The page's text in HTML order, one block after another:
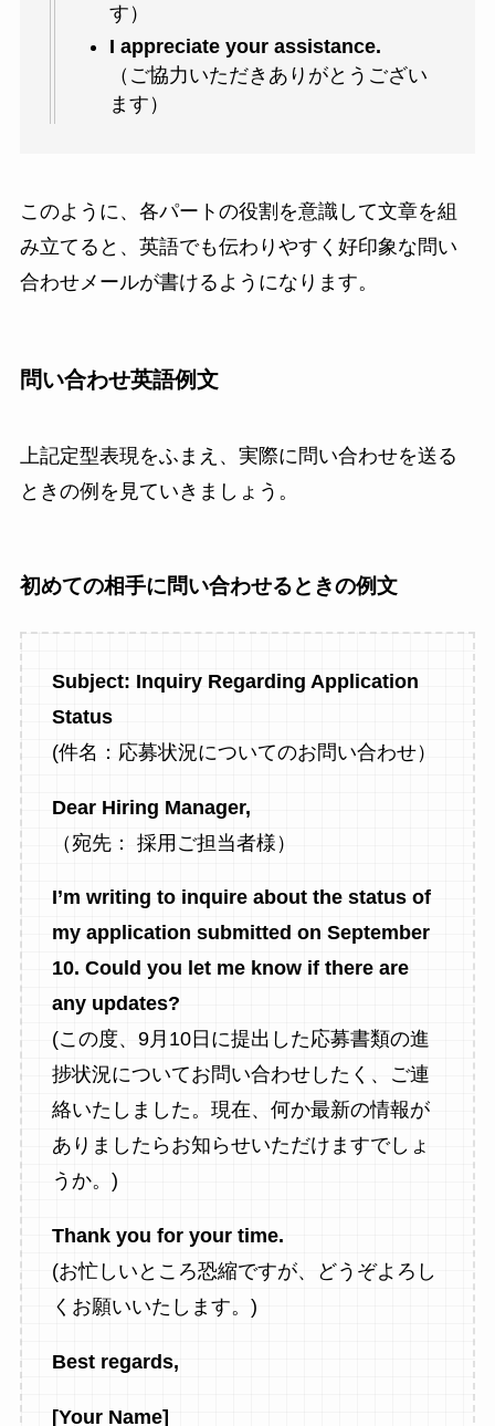
す）
I appreciate your assistance.
（ご協力いただきありがとうござい
ます）
このように、各パートの役割を意識して文章を組
み立てると、英語でも伝わりやすく好印象な問い
合わせメールが書けるようになります。
問い合わせ英語例文
上記定型表現をふまえ、実際に問い合わせを送る
ときの例を見ていきましょう。
初めての相手に問い合わせるときの例文
Subject: Inquiry Regarding Application
Status
(件名：応募状況についてのお問い合わせ）
Dear Hiring Manager,
（宛先： 採用ご担当者様）
I’m writing to inquire about the status of
my application submitted on September
10. Could you let me know if there are
any updates?
(この度、9月10日に提出した応募書類の進
捗状況についてお問い合わせしたく、ご連
絡いたしました。現在、何か最新の情報が
ありましたらお知らせいただけますでしょ
うか。)
Thank you for your time.
(お忙しいところ恐縮ですが、どうぞよろし
くお願いいたします。)
Best regards,
[Your Name]